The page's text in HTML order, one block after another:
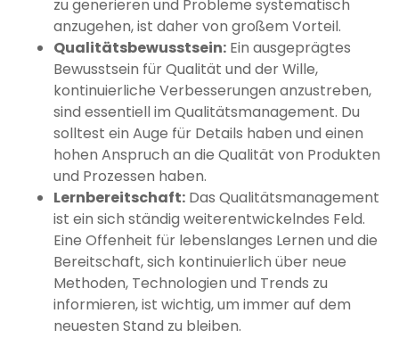
zu generieren und Probleme systematisch
anzugehen, ist daher von großem Vorteil.
Qualitätsbewusstsein: Ein ausgeprägtes
Bewusstsein für Qualität und der Wille,
kontinuierliche Verbesserungen anzustreben,
sind essentiell im Qualitätsmanagement. Du
solltest ein Auge für Details haben und einen
hohen Anspruch an die Qualität von Produkten
und Prozessen haben.
Lernbereitschaft: Das Qualitätsmanagement
ist ein sich ständig weiterentwickelndes Feld.
Eine Offenheit für lebenslanges Lernen und die
Bereitschaft, sich kontinuierlich über neue
Methoden, Technologien und Trends zu
informieren, ist wichtig, um immer auf dem
neuesten Stand zu bleiben.